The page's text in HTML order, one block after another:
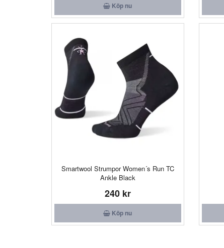
Köp nu
Smartwool Strumpor Women´s Run TC
Ankle Black
240 kr
Köp nu